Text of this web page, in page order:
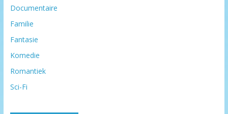
Documentaire
Familie
Fantasie
Komedie
Romantiek
Sci-Fi